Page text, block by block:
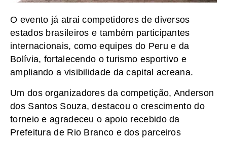
O evento já atrai competidores de diversos
estados brasileiros e também participantes
internacionais, como equipes do Peru e da
Bolívia, fortalecendo o turismo esportivo e
ampliando a visibilidade da capital acreana.
Um dos organizadores da competição, Anderson
dos Santos Souza, destacou o crescimento do
torneio e agradeceu o apoio recebido da
Prefeitura de Rio Branco e dos parceiros